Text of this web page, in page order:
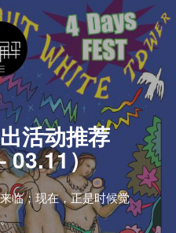
活动推荐
03.11）
临；现在，正是时候觉